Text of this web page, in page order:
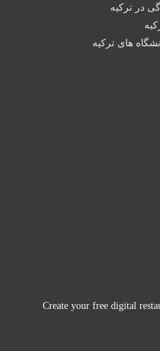
در ترکیه
های ترکیه
Create your free digital